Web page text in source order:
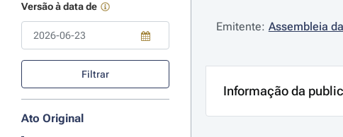
Versão à data de
Filtrar
Ato Original
Emitente: Assembleia
Informação da